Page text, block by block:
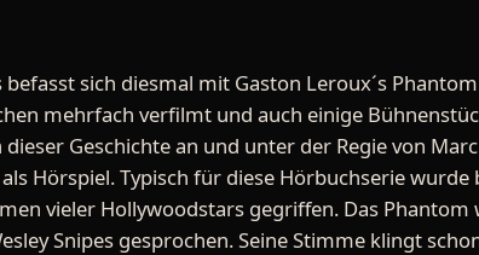
sich diesmal mit Gaston Leroux´s
mehrfach verfilmt und auch einige
Geschichte an und unter der Regie von
Hörspiel. Typisch für diese Hörbuchserie
vieler Hollywoodstars gegriffen. Das Phantom
Snipes gesprochen. Seine Stimme klingt